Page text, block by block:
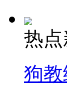
热点
狗